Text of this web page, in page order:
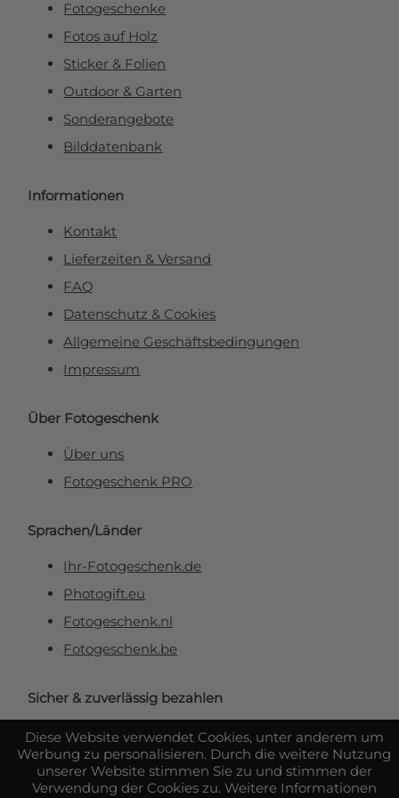
Diese Website verwendet Cookies, unter anderem um
Werbung zu personalisieren. Durch die weitere Nutzung
unserer Website stimmen Sie zu und stimmen der
Verwendung der Cookies zu. Weitere Informationen
Fotogeschenke
Fotos auf Holz
Sticker & Folien
Outdoor & Garten
Sonderangebote
Bilddatenbank
Informationen
Kontakt
Lieferzeiten & Versand
FAQ
Datenschutz & Cookies
Allgemeine Geschäftsbedingungen
Impressum
Über Fotogeschenk
Über uns
Fotogeschenk PRO
Sprachen/Länder
Ihr-Fotogeschenk.de
Photogift.eu
Fotogeschenk.nl
Fotogeschenk.be
Sicher & zuverlässig bezahlen